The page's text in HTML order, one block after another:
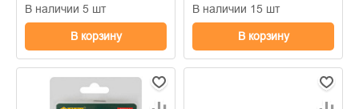
В наличии 5 шт
В корзину
В наличии 15 шт
В корзину